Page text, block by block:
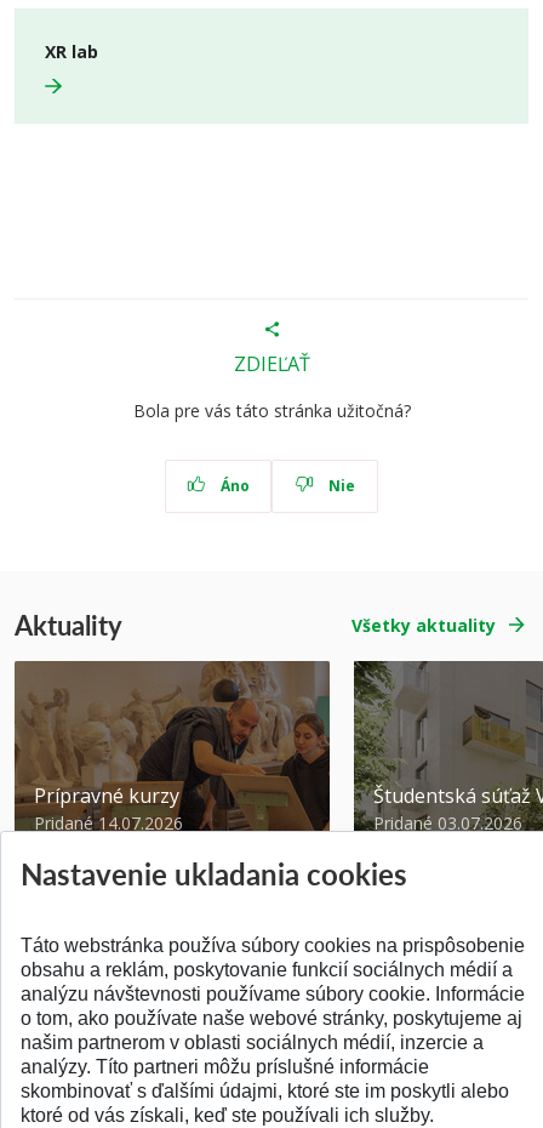
XR lab
ZDIEĽAŤ
Bola pre vás táto stránka užitočná?
Áno Nie
Aktuality Všetky aktuality
Prípravné kurzy
Pridané 14.07.2026
Študentská súťaž
Pridané 03.07.2026
SPÄŤ NA VRCH
Nastavenie ukladania cookies
Táto webstránka používa súbory cookies na prispôsobenie
obsahu a reklám, poskytovanie funkcií sociálnych médií a
analýzu návštevnosti používame súbory cookie. Informácie
o tom, ako používate naše webové stránky, poskytujeme aj
našim partnerom v oblasti sociálnych médií, inzercie a
analýzy. Títo partneri môžu príslušné informácie
skombinovať s ďalšími údajmi, ktoré ste im poskytli alebo
ktoré od vás získali, keď ste používali ich služby.